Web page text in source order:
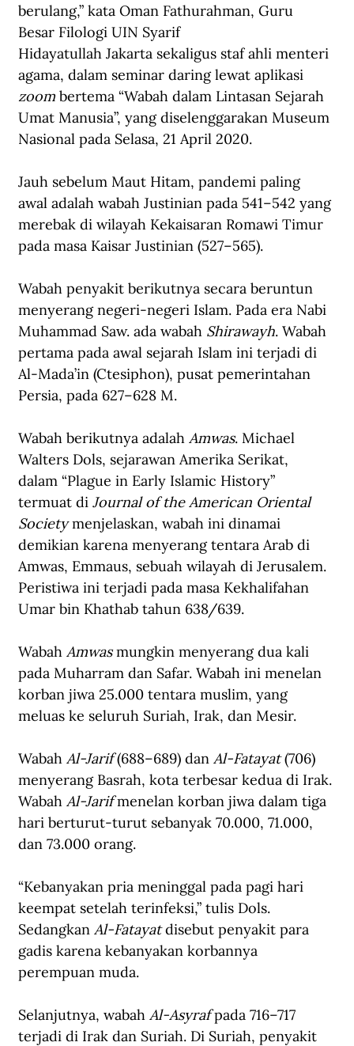
berulang,” kata Oman Fathurahman, Guru
Besar Filologi UIN Syarif
Hidayatullah Jakarta sekaligus staf ahli menteri
agama, dalam seminar daring lewat aplikasi
zoom bertema “Wabah dalam Lintasan Sejarah
Umat Manusia”, yang diselenggarakan Museum
Nasional pada Selasa, 21 April 2020.
Jauh sebelum Maut Hitam, pandemi paling
awal adalah wabah Justinian pada 541–542 yang
merebak di wilayah Kekaisaran Romawi Timur
pada masa Kaisar Justinian (527–565).
Wabah penyakit berikutnya secara beruntun
menyerang negeri-negeri Islam. Pada era Nabi
Muhammad Saw. ada wabah Shirawayh. Wabah
pertama pada awal sejarah Islam ini terjadi di
Al-Mada’in (Ctesiphon), pusat pemerintahan
Persia, pada 627–628 M.
Wabah berikutnya adalah Amwas. Michael
Walters Dols, sejarawan Amerika Serikat,
dalam “Plague in Early Islamic History”
termuat di Journal of the American Oriental
Society menjelaskan, wabah ini dinamai
demikian karena menyerang tentara Arab di
Amwas, Emmaus, sebuah wilayah di Jerusalem.
Peristiwa ini terjadi pada masa Kekhalifahan
Umar bin Khathab tahun 638/639.
Wabah Amwas mungkin menyerang dua kali
pada Muharram dan Safar. Wabah ini menelan
korban jiwa 25.000 tentara muslim, yang
meluas ke seluruh Suriah, Irak, dan Mesir.
Wabah Al-Jarif (688–689) dan Al-Fatayat (706)
menyerang Basrah, kota terbesar kedua di Irak.
Wabah Al-Jarif menelan korban jiwa dalam tiga
hari berturut-turut sebanyak 70.000, 71.000,
dan 73.000 orang.
“Kebanyakan pria meninggal pada pagi hari
keempat setelah terinfeksi,” tulis Dols.
Sedangkan Al-Fatayat disebut penyakit para
gadis karena kebanyakan korbannya
perempuan muda.
Selanjutnya, wabah Al-Asyraf pada 716–717
terjadi di Irak dan Suriah. Di Suriah, penyakit